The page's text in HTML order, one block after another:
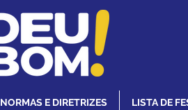
NORMAS E DIRETRIZES LISTA DE